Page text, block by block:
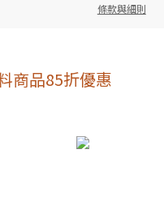
條款與細則
商品85折優惠